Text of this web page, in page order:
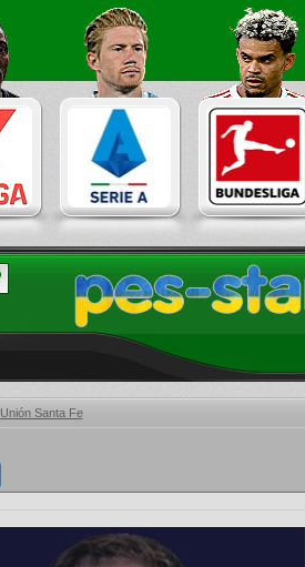
Unión Santa Fe